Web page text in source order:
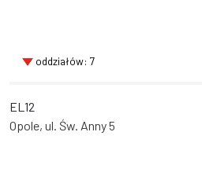
oddziałów: 7
EL12
Opole, ul. Św. Anny 5